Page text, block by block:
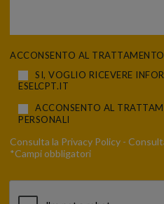
ACCONSENTO AL
SI, VOGLIO RICEVERE
ESELCPT.IT
ACCONSENTO AL
PERSONALI
Consulta la Privacy Policy -
*Campi obbligatori